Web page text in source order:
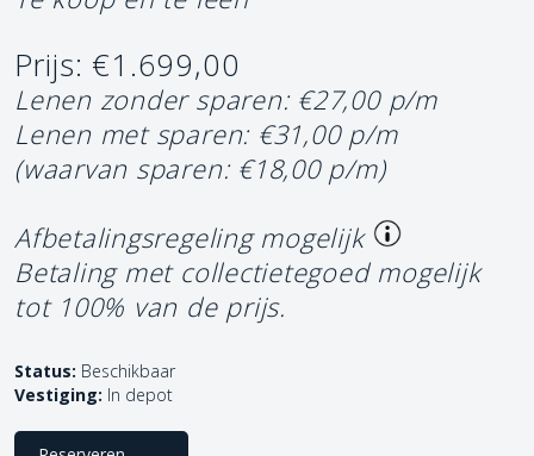
Prijs: €1.699,00
Lenen zonder sparen: €27,00 p/m
Lenen met sparen: €31,00 p/m
(waarvan sparen: €18,00 p/m)
Afbetalingsregeling mogelijk
Betaling met collectietegoed mogelijk
tot 100% van de prijs.
Status: Beschikbaar
Vestiging: In depot